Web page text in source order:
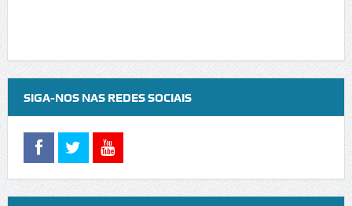
SIGA-NOS NAS REDES SOCIAIS